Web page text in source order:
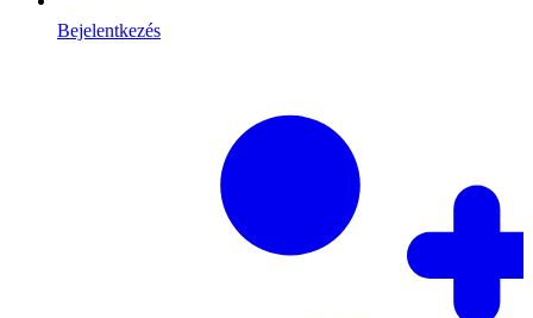
Bejelentkezés